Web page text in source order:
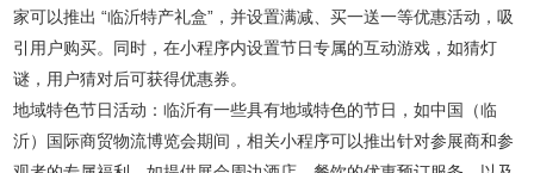
家可以推出 “临沂特产礼盒”，并设置满减、买一送一等优惠活动，吸
引用户购买。同时，在小程序内设置节日专属的互动游戏，如猜灯
谜，用户猜对后可获得优惠券。
地域特色节日活动：临沂有一些具有地域特色的节日，如中国（临
沂）国际商贸物流博览会期间，相关小程序可以推出针对参展商和参